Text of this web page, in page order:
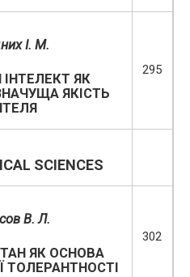
І. М.
ЯК
ЯКІСТЬ
295
SCIENCES
В. Л.
ЯК ОСНОВА
ТОЛЕРАНТНОСТІ
302